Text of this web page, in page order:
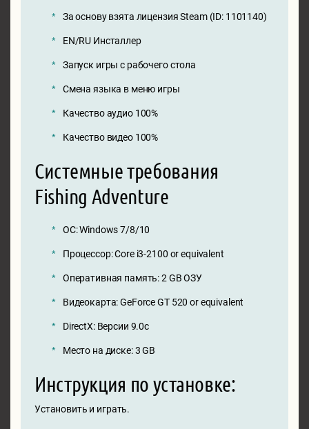
За основу взята лицензия Steam (ID: 1101140)
EN/RU Инсталлер
Запуск игры с рабочего стола
Смена языка в меню игры
Качество аудио 100%
Качество видео 100%
Системные требования
Fishing Adventure
ОС: Windows 7/8/10
Процессор: Core i3-2100 or equivalent
Оперативная память: 2 GB ОЗУ
Видеокарта: GeForce GT 520 or equivalent
DirectX: Версии 9.0c
Место на диске: 3 GB
Инструкция по установке:
Установить и играть.